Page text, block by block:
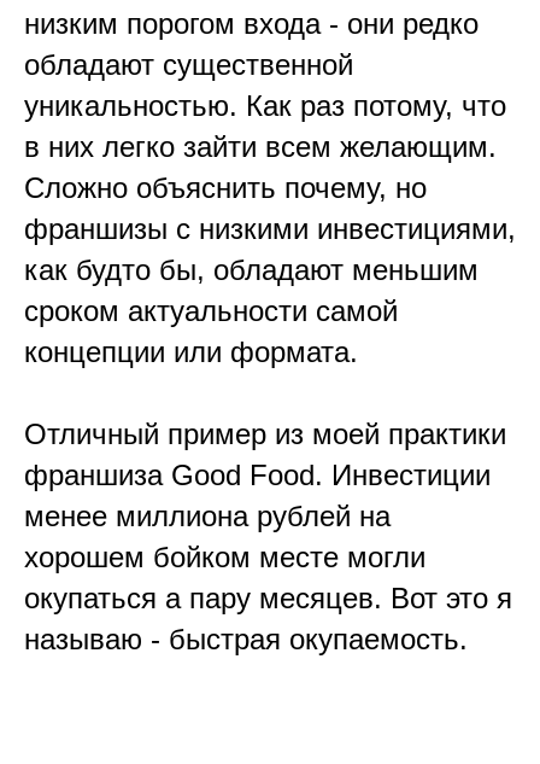
низким порогом входа - они редко
обладают существенной
уникальностью. Как раз потому, что
в них легко зайти всем желающим.
Сложно объяснить почему, но
франшизы с низкими инвестициями,
как будто бы, обладают меньшим
сроком актуальности самой
концепции или формата.
Отличный пример из моей практики
франшиза Good Food. Инвестиции
менее миллиона рублей на
хорошем бойком месте могли
окупаться а пару месяцев. Вот это я
называю - быстрая окупаемость.